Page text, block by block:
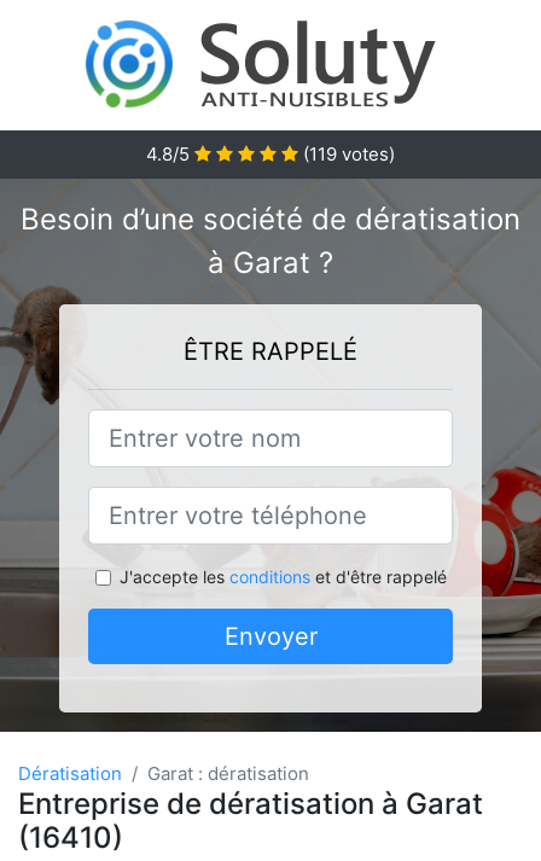
4.8/5 (119 votes)
Besoin d’une société de dératisation
à Garat ?
ÊTRE RAPPELÉ
J'accepte les conditionset d'être rappelé
Envoyer
Dératisation Garat : dératisation
Entreprise de dératisation à Garat
(16410)